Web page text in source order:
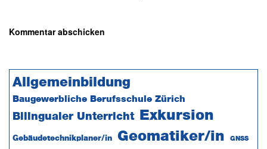
Seitenspalte
Allgemeinbildung
Baugewerbliche Berufsschule Zürich
Bilingualer Unterricht Exkursion
Gebäudetechnikplaner/in Geomatiker/in GNSS